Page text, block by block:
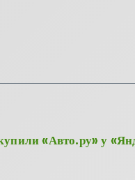
«Авто.ру» у